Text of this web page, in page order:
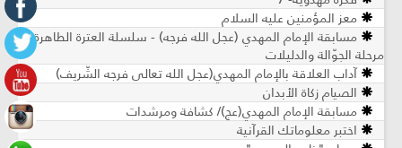
معز المؤمنين عليه السلام
مسابقة الإمام المهدي (عجل الله فرجه) - سلسلة العترة الطاهرة -
مرحلة الجوّالة والدليلات
آداب العلاقة بالإمام المهدي(عجل الله تعالى فرجه الشّريف)
الصيام زكاة الأبدان
مسابقة الإمام المهدي(عج)/ كشافة ومرشدات
اختبر معلوماتك القرآنية